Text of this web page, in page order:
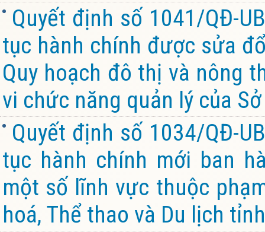
Quyết định số 1041/QĐ-
tục hành chính được sửa
Quy hoạch đô thị và nông
vi chức năng quản lý của
Quyết định số 1034/QĐ-
tục hành chính mới ban
một số lĩnh vực thuộc
hoá, Thể thao và Du lịch